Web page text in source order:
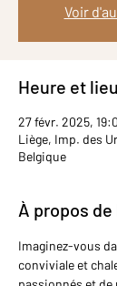
Voir
Heure et lieu
27 févr. 2025,
Liège, Imp. des
Belgique
À propos
Imaginez-vous
conviviale et